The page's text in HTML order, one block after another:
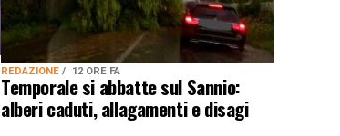
REDAZIONE 12 ORE FA
Temporale si abbatte sul Sannio:
alberi caduti, allagamenti e disagi